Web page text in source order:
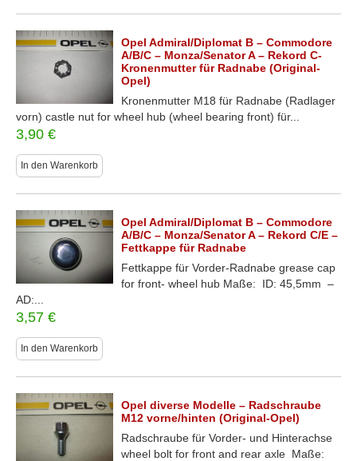
Opel Admiral/Diplomat B – Commodore
A/B/C – Monza/Senator A – Rekord C-
Kronenmutter für Radnabe (Original-
Opel)
Kronenmutter M18 für Radnabe (Radlager
vorn) castle nut for wheel hub (wheel bearing front) für...
3,90 €
In den Warenkorb
Opel Admiral/Diplomat B – Commodore
A/B/C – Monza/Senator A – Rekord C/E –
Fettkappe für Radnabe
Fettkappe für Vorder-Radnabe grease cap
for front- wheel hub Maße: ID: 45,5mm –
AD:...
3,57 €
In den Warenkorb
Opel diverse Modelle – Radschraube
M12 vorne/hinten (Original-Opel)
Radschraube für Vorder- und Hinterachse
wheel bolt for front and rear axle Maße: